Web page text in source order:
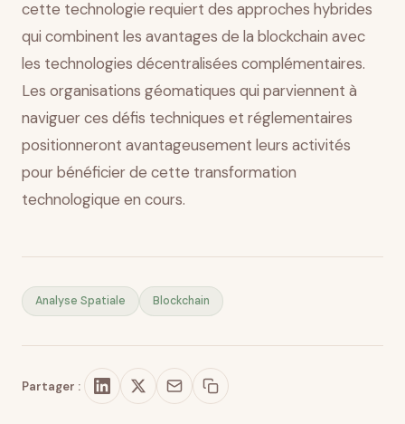
cette technologie requiert des approches hybrides
qui combinent les avantages de la blockchain avec
les technologies décentralisées complémentaires.
Les organisations géomatiques qui parviennent à
naviguer ces défis techniques et réglementaires
positionneront avantageusement leurs activités
pour bénéficier de cette transformation
technologique en cours.
Analyse Spatiale Blockchain
Partager :